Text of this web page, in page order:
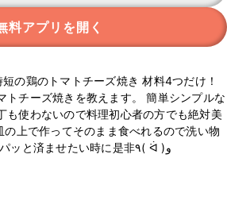
料アプリを開く
の鶏のトマトチーズ焼き 材料4つだけ！
トチーズ焼きを教えます。 簡単シンプルな
も使わないので料理初心者の方でも絶対美
上で作ってそのまま食べれるので洗い物
も最小限！ 疲れた時、パパッと済ませたい時に是非٩( ᐛ )و